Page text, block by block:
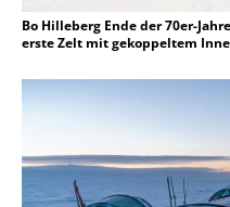
Bo Hilleberg Ende der 70er-
erste Zelt mit gekoppeltem